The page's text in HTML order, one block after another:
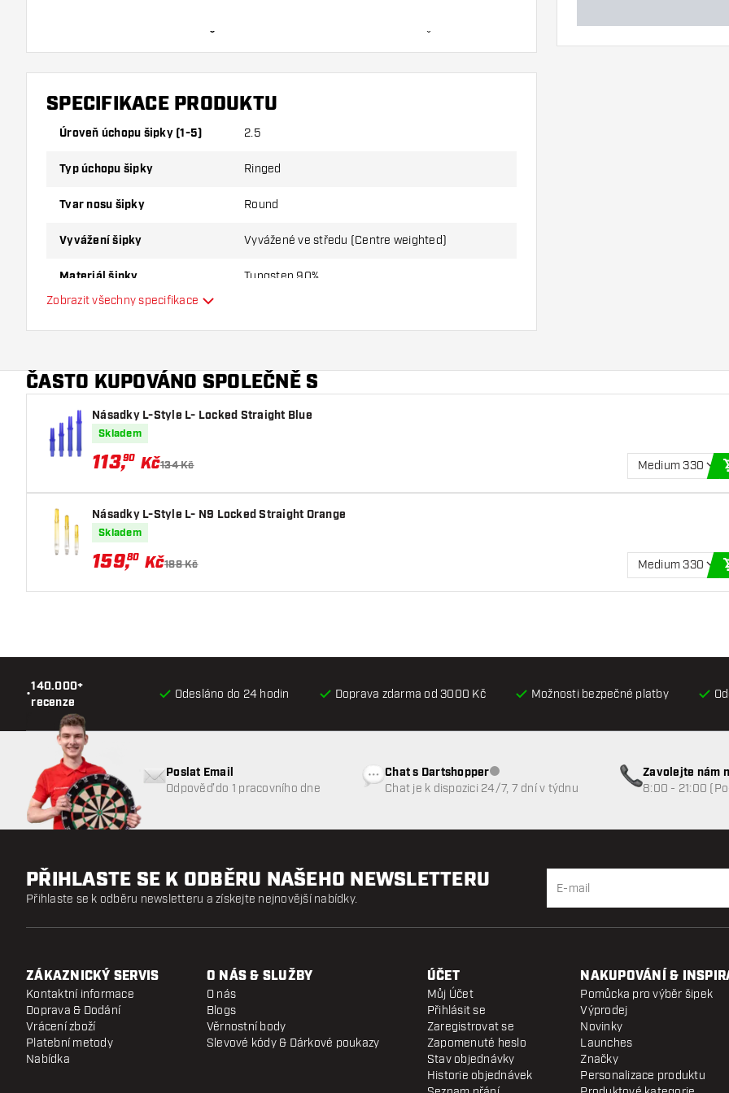
SPECIFIKACE PRODUKTU
Úroveň úchopu šipky (1-5) 2.5
Typ úchopu šipky Ringed
Tvar nosu šipky Round
Vyvážení šipky Vyvážené ve středu (Centre weighted)
Materiál šipky Tungsten 90%
Barva šipky
Zóna úchopu šipky
Tvar šipky
Hmotnost šipky
Šířka šipky (mm)
Délka šipky (mm)
Zobrazit všechny specifikace
ČASTO KUPOVÁNO SPOLEČNĚ S
Násadky L-Style L- Locked Straight Blue
Skladem
113,90 Kč134 Kč Medium 330
Násadky L-Style L- N9 Locked Straight Orange
Skladem
159,80 Kč188 Kč Medium 330
•
140.000+
recenze
Odesláno do 24 hodin Doprava zdarma od 3000 Kč Možnosti bezpečné platby
Poslat Email
Odpověď do 1 pracovního dne
Chat s DartshopperZákaznický servis nedostupný
Chat je k dispozici 24/7, 7 dní v týdnu
Zavolejte nám
8:00 - 21:00
PŘIHLASTE SE K ODBĚRU NAŠEHO NEWSLETTERU
Přihlaste se k odběru newsletteru a získejte nejnovější nabídky.
ZÁKAZNICKÝ SERVIS
Kontaktní informace
Doprava & Dodání
Vrácení zboží
Platební metody
Nabídka
O NÁS & SLUŽBY
O nás
Blogs
Věrnostní body
Slevové kódy & Dárkové poukazy
ÚČET
Můj Účet
Přihlásit se
Zaregistrovat se
Zapomenuté heslo
Stav objednávky
Historie objednávek
NAKUPOVÁNÍ &
Pomůcka pro výběr šipek
Výprodej
Novinky
Launches
Značky
Personalizace produktu